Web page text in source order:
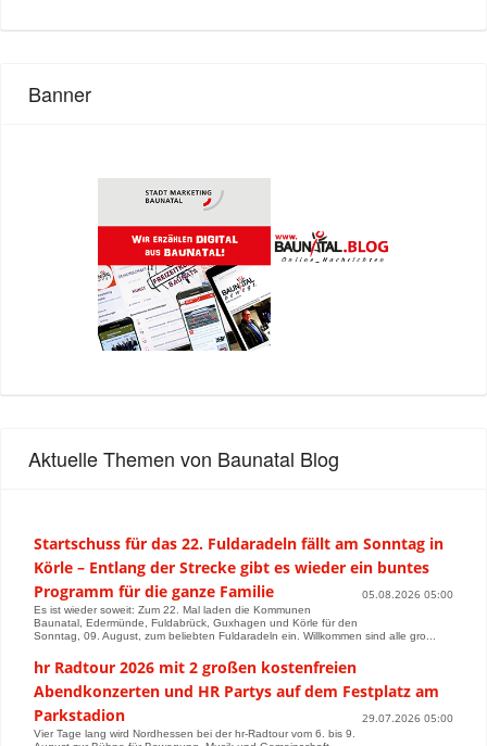
Banner
Aktuelle Themen von Baunatal Blog
Startschuss für das 22. Fuldaradeln fällt am Sonntag in
Körle – Entlang der Strecke gibt es wieder ein buntes
Programm für die ganze Familie
05.08.2026 05:00
Es ist wieder soweit: Zum 22. Mal laden die Kommunen
Baunatal, Edermünde, Fuldabrück, Guxhagen und Körle für den
Sonntag, 09. August, zum beliebten Fuldaradeln ein. Willkommen sind alle gro...
hr Radtour 2026 mit 2 großen kostenfreien
Abendkonzerten und HR Partys auf dem Festplatz am
Parkstadion
29.07.2026 05:00
Vier Tage lang wird Nordhessen bei der hr-Radtour vom 6. bis 9.